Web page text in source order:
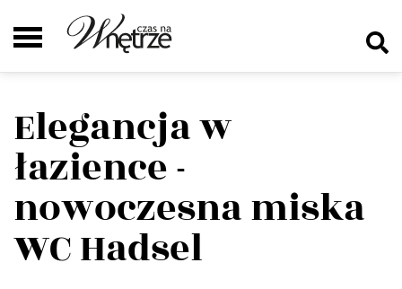
Elegancja w
łazience -
nowoczesna miska
WC Hadsel